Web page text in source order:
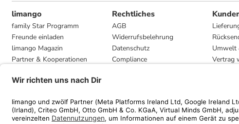
limango
family Star Programm
Freunde einladen
limango Magazin
Partner & Kooperationen
Presse
Rechtliches
AGB
Widerrufsbelehrung
Datenschutz
Compliance
Umwelt
Vertrag